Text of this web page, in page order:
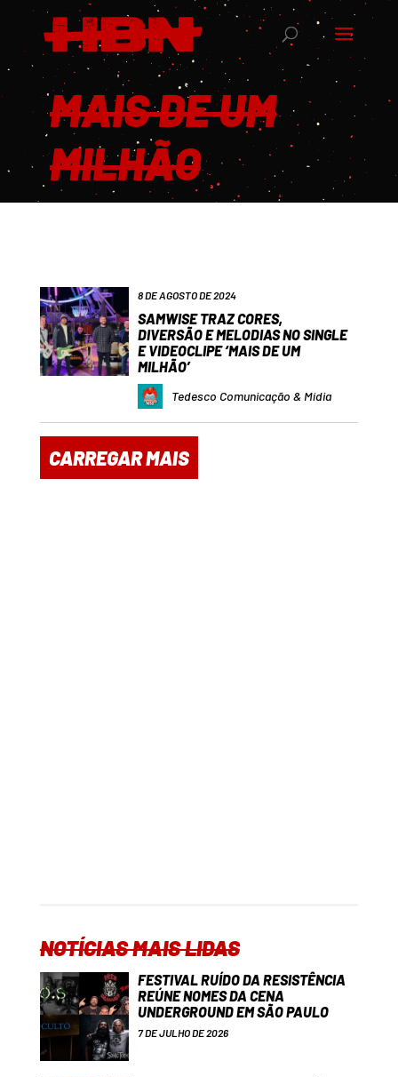
MAIS DE UM
MILHÃO
8 DE AGOSTO DE 2024
SAMWISE TRAZ CORES,
DIVERSÃO E MELODIAS NO SINGLE
E VIDEOCLIPE ‘MAIS DE UM
MILHÃO’
Tedesco Comunicação & Mídia
CARREGAR MAIS
NOTÍCIAS MAIS LIDAS
FESTIVAL RUÍDO DA RESISTÊNCIA
REÚNE NOMES DA CENA
UNDERGROUND EM SÃO PAULO
7 DE JULHO DE 2026